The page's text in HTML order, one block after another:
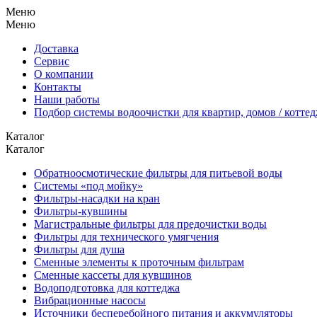
Меню
Меню
Доставка
Сервис
О компании
Контакты
Наши работы
Подбор системы водоочистки для квартир, домов /
Каталог
Каталог
Обратноосмотические фильтры для питьевой воды
Системы «под мойку»
Фильтры-насадки на кран
Фильтры-кувшины
Магистральные фильтры для предочистки воды
Фильтры для технического умягчения
Фильтры для душа
Сменные элементы к проточным фильтрам
Сменные кассеты для кувшинов
Водоподготовка для коттеджа
Вибрационные насосы
Источники бесперебойного питания и аккумуляторы